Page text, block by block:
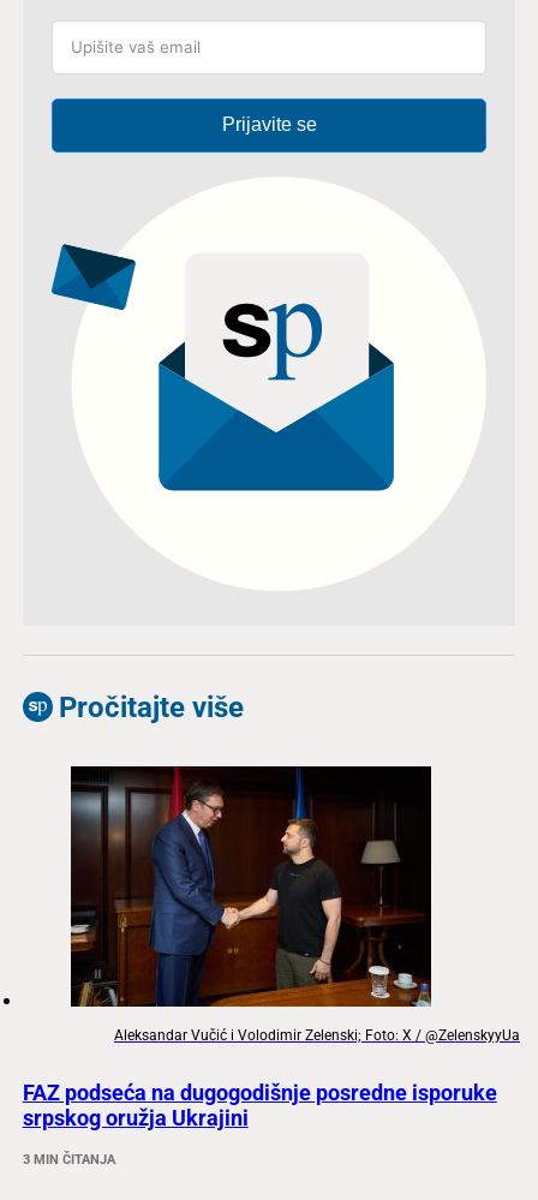
Prijavite se
Pročitajte više
Aleksandar Vučić i Volodimir Zelenski; Foto: X / @ZelenskyyUa
FAZ podseća na dugogodišnje posredne isporuke
srpskog oružja Ukrajini
3 MIN ČITANJA